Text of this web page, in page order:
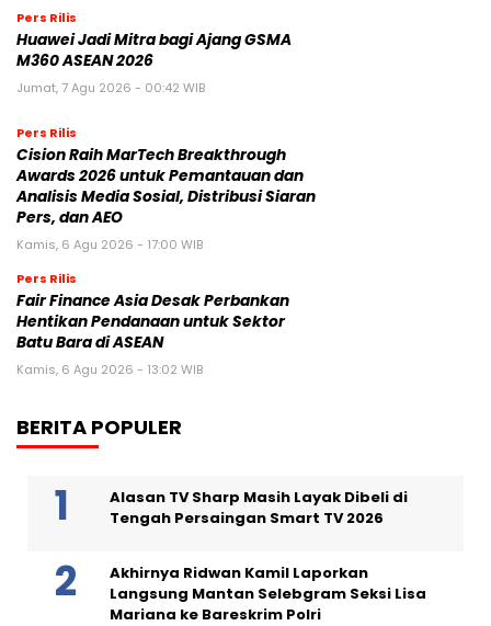
Pers Rilis
Huawei Jadi Mitra bagi Ajang GSMA
M360 ASEAN 2026
Jumat, 7 Agu 2026 - 00:42 WIB
Pers Rilis
Cision Raih MarTech Breakthrough
Awards 2026 untuk Pemantauan dan
Analisis Media Sosial, Distribusi Siaran
Pers, dan AEO
Kamis, 6 Agu 2026 - 17:00 WIB
Pers Rilis
Fair Finance Asia Desak Perbankan
Hentikan Pendanaan untuk Sektor
Batu Bara di ASEAN
Kamis, 6 Agu 2026 - 13:02 WIB
BERITA POPULER
Alasan TV Sharp Masih Layak Dibeli di
Tengah Persaingan Smart TV 2026
Akhirnya Ridwan Kamil Laporkan
Langsung Mantan Selebgram Seksi Lisa
Mariana ke Bareskrim Polri